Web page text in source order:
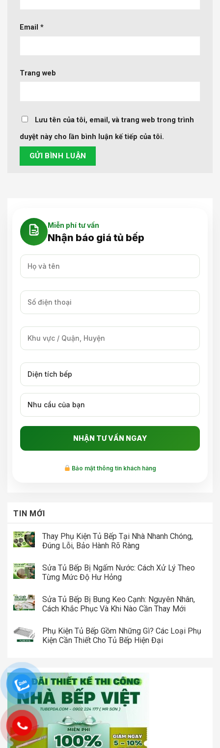
Email *
Trang web
Lưu tên của tôi, email, và trang web trong trình
duyệt này cho lần bình luận kế tiếp của tôi.
Miễn phí tư vấn
Nhận báo giá tủ bếp
Bảo mật thông tin khách hàng
TIN MỚI
Thay Phụ Kiện Tủ Bếp Tại Nhà Nhanh Chóng,
Đúng Lỗi, Bảo Hành Rõ Ràng
Sửa Tủ Bếp Bị Ngấm Nước: Cách Xử Lý Theo
Từng Mức Độ Hư Hỏng
Sửa Tủ Bếp Bị Bung Keo Cạnh: Nguyên Nhân,
Cách Khắc Phục Và Khi Nào Cần Thay Mới
Phụ Kiện Tủ Bếp Gồm Những Gì? Các Loại Phụ
Kiện Cần Thiết Cho Tủ Bếp Hiện Đại